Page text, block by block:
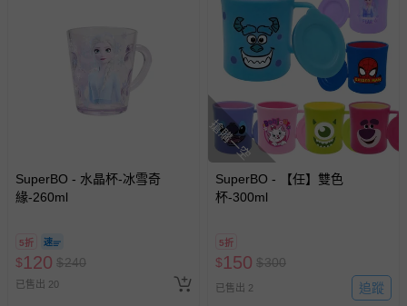
客製化商品（例如客製生日書、姓名貼等）。
報紙、期刊或雜誌（惟書籍如經拆封、使用，則酌收整
新費用）。
經消費者拆封之影音商品或電腦軟體（例如 DVD、CD
等）。
非以有形媒介提供之數位內容或一經提供即為完成之線
上服務，經消費者事先同意始提供（例如線上課程、遊
戲或活動點數等）。
已拆封之以下類型商品：
-新生兒親膚衣物（嬰幼兒包巾與背巾、包屁衣、學習
-接觸性孕哺產品（奶嘴、奶瓶、擠乳器、哺乳衣、托腹
SuperBO - 水晶杯-冰雪奇
緣-260ml
5折
$120 $240
已售出 20
搶購一空
SuperBO - 【任】雙色
杯-300ml
5折
$150 $300
已售出 2 追蹤